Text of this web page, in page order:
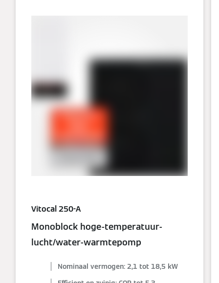
Vitocal 250-A
Monoblock hoge-temperatuur-
lucht/water-warmtepomp
Nominaal vermogen: 2,1 tot 18,5 kW